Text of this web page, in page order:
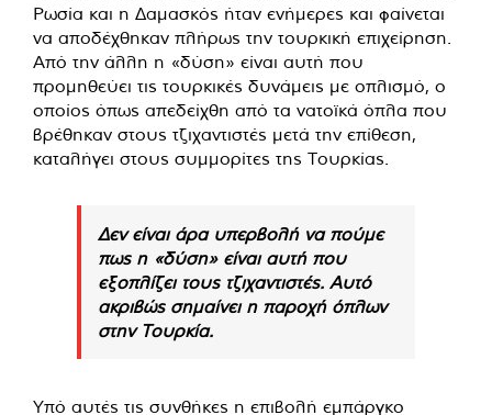
Ρωσία και η Δαμασκός ήταν ενήμερες και φαίνεται
να αποδέχθηκαν πλήρως την τουρκική επιχείρηση.
Από την άλλη η «δύση» είναι αυτή που
προμηθεύει τις τουρκικές δυνάμεις με οπλισμό, ο
οποίος όπως απεδείχθη από τα νατοϊκά όπλα που
βρέθηκαν στους τζιχαντιστές μετά την επίθεση,
καταλήγει στους συμμορίτες της Τουρκίας.
Δεν είναι άρα υπερβολή να πούμε
πως η «δύση» είναι αυτή που
εξοπλίζει τους τζιχαντιστές. Αυτό
ακριβώς σημαίνει η παροχή όπλων
στην Τουρκία.
Υπό αυτές τις συνθήκες η επιβολή εμπάργκο